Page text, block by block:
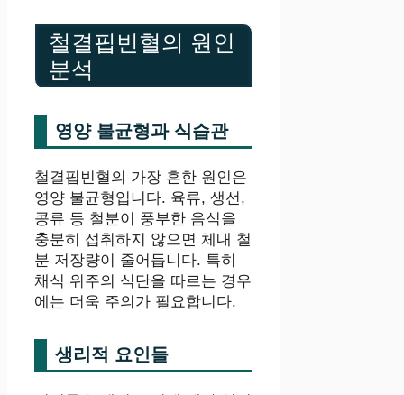
철결핍빈혈의 원인
분석
영양 불균형과 식습관
철결핍빈혈의 가장 흔한 원인은
영양 불균형입니다. 육류, 생선,
콩류 등 철분이 풍부한 음식을
충분히 섭취하지 않으면 체내 철
분 저장량이 줄어듭니다. 특히
채식 위주의 식단을 따르는 경우
에는 더욱 주의가 필요합니다.
생리적 요인들